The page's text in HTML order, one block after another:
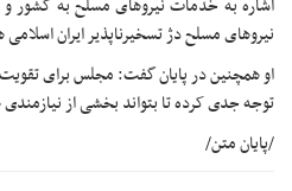
اشاره به خدمات نیروهای مسلح به کشور
نیروهای مسلح دژ تسخیرناپذیر ایران
او همچنین در پایان گفت: مجلس برای
توجه جدی کرده تا بتواند بخشی از
/پایان متن/